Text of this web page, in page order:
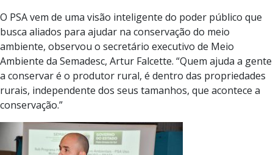
O PSA vem de uma visão inteligente do poder público que
busca aliados para ajudar na conservação do meio
ambiente, observou o secretário executivo de Meio
Ambiente da Semadesc, Artur Falcette. “Quem ajuda a gente
a conservar é o produtor rural, é dentro das propriedades
rurais, independente dos seus tamanhos, que acontece a
conservação.”